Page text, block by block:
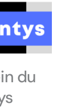
du